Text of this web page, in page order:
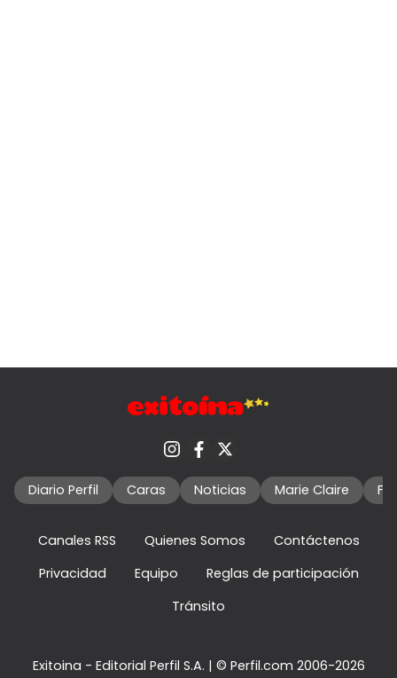
Diario Perfil Caras Noticias Marie Claire
Canales RSS Quienes Somos
Contáctenos
Privacidad
Equipo
Reglas de participación
Tránsito
Exitoina - Editorial Perfil S.A. | © Perfil.com 2006-2026